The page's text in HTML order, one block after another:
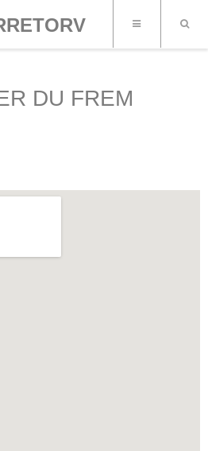
DU FREM